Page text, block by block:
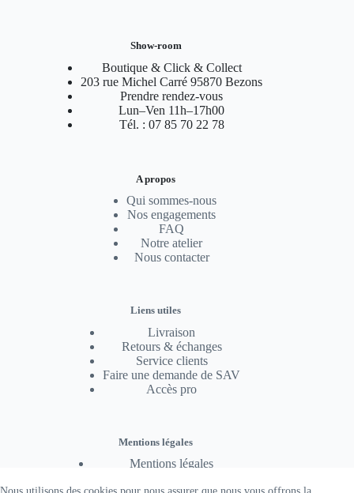
Show-room
Boutique & Click & Collect
203 rue Michel Carré 95870 Bezons
Prendre rendez-vous
Lun–Ven 11h–17h00
Tél. : 07 85 70 22 78
A propos
Qui sommes-nous
Nos engagements
FAQ
Notre atelier
Nous contacter
Liens utiles
Livraison
Retours & échanges
Service clients
Faire une demande de SAV
Accès pro
Mentions légales
Mentions légales